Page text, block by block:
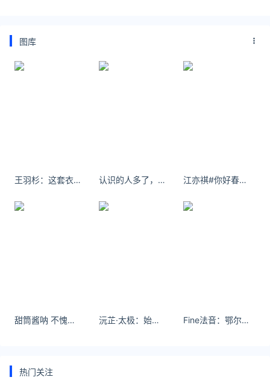
友情链接：
美元转人民币最新汇率查询：
https://huilv.ijiandao.com/
原文链接
图库
王羽杉：这套衣服...是我最满意的一套 认识的人多了，我就更喜欢狗。 江亦祺#你好春天##樱花少女# 等一个浪漫的春天 希望这个就是
甜筒酱呐 不愧是jk我这种屌丝穿还挺好看 沅芷·太极：始于有形，归于无迹#太极拳 Fine法音：鄂尔多斯哈达轻扬，愿你永远安康
热门关注